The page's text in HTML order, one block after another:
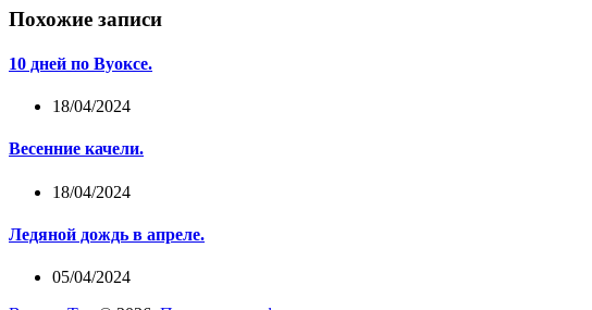
Похожие записи
10 дней по Вуоксе.
18/04/2024
Весенние качели.
18/04/2024
Ледяной дождь в апреле.
05/04/2024